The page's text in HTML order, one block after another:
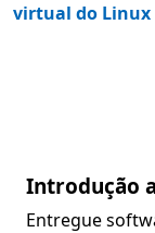
virtual do Linux
Introdução
Entregue